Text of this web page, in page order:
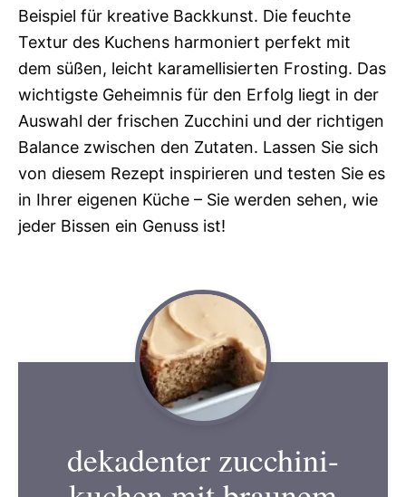
Beispiel für kreative Backkunst. Die feuchte
Textur des Kuchens harmoniert perfekt mit
dem süßen, leicht karamellisierten Frosting. Das
wichtigste Geheimnis für den Erfolg liegt in der
Auswahl der frischen Zucchini und der richtigen
Balance zwischen den Zutaten. Lassen Sie sich
von diesem Rezept inspirieren und testen Sie es
in Ihrer eigenen Küche – Sie werden sehen, wie
jeder Bissen ein Genuss ist!
dekadenter zucchini-